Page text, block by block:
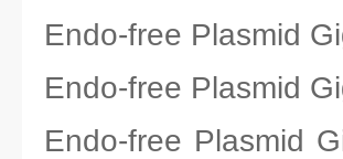
Endo-free Plasmid
Endo-free Plasmid
Endo-free Plasmid